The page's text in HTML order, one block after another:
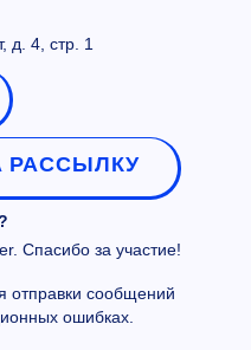
д. 4, стр. 1
РАССЫЛКУ
Спасибо за участие!
отправки сообщений
ошибках.